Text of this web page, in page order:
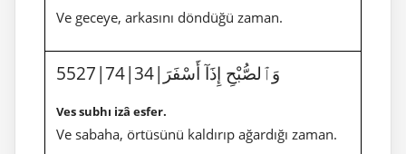
Ve geceye, arkasını döndüğü zaman.
5527|74|34|وَٱلصُّبْحِ إِذَآ أَسْفَرَ
Ves subhı izâ esfer.
Ve sabaha, örtüsünü kaldırıp ağardığı zaman.